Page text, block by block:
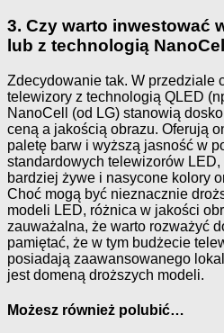
3. Czy warto inwestować
lub z technologią
Zdecydowanie tak. W przedziale
telewizory z technologią QLED
NanoCell (od LG) stanowią
ceną a jakością obrazu. Oferują
paletę barw i wyższą jasność w
standardowych telewizorów LED,
bardziej żywe i nasycone kolory
Choć mogą być nieznacznie
modeli LED, różnica w jakości
zauważalna, że warto rozważyć
pamiętać, że w tym budżecie
posiadają zaawansowanego
jest domeną droższych modeli.
Możesz również polubić…